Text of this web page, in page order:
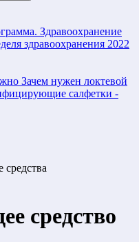
Здравоохранение
здравоохранения 2022
Зачем нужен локтевой
салфетки -
средство